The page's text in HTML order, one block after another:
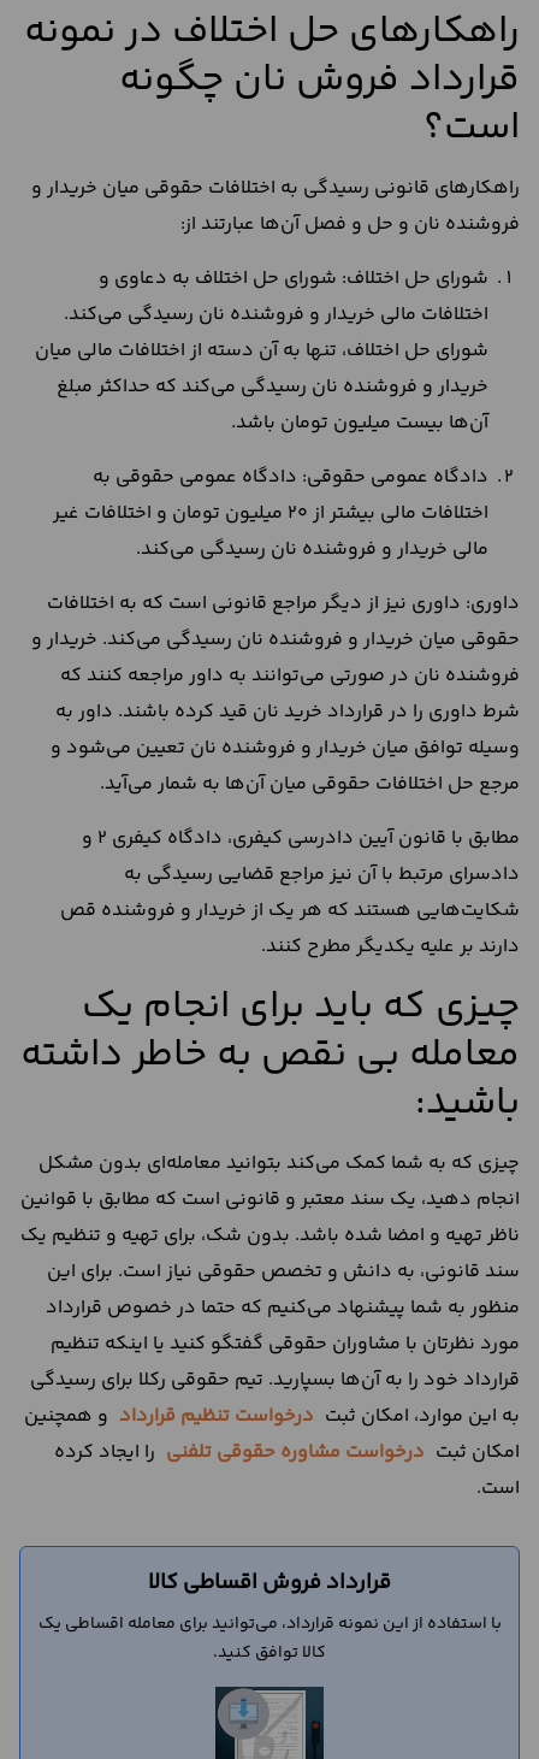
راهکارهای حل اختلاف در نمونه
قرارداد فروش نان چگونه
است؟
راهکارهای قانونی رسیدگی به اختلافات حقوقی میان خریدار و
فروشنده نان و حل و فصل آن‌ها عبارتند از:
شورای حل اختلاف: شورای حل اختلاف به دعاوی و
اختلافات مالی خریدار و فروشنده نان رسیدگی می‌کند.
شورای حل اختلاف، تنها به آن دسته از اختلافات مالی میان
خریدار و فروشنده نان رسیدگی می‌کند که حداکثر مبلغ
آن‌ها بیست میلیون تومان باشد.
دادگاه عمومی حقوقی: دادگاه عمومی حقوقی به
اختلافات مالی بیشتر از 20 میلیون تومان و اختلافات غیر
مالی خریدار و فروشنده نان رسیدگی می‌کند.
داوری: داوری نیز از دیگر مراجع قانونی است که به اختلافات
حقوقی میان خریدار و فروشنده نان رسیدگی می‌کند. خریدار و
فروشنده نان در صورتی می‌توانند به داور مراجعه کنند که
شرط داوری را در قرارداد خرید نان قید کرده باشند. داور به
وسیله توافق میان خریدار و فروشنده نان تعیین می‌شود و
مرجع حل اختلافات حقوقی میان آن‌ها به شمار می‌آید.
مطابق با قانون آیین دادرسی کیفری، دادگاه کیفری 2 و
دادسرای مرتبط با آن نیز مراجع قضایی رسیدگی به
شکایت‌هایی هستند که هر یک از خریدار و فروشنده قص
دارند بر علیه یکدیگر مطرح کنند.
چیزی که باید برای انجام یک
معامله بی نقص به خاطر داشته
باشید:
چیزی که به شما کمک می‌کند بتوانید معامله‌ای بدون مشکل
انجام دهید، یک سند معتبر و قانونی است که مطابق با قوانین
ناظر تهیه و امضا شده باشد. بدون شک، برای تهیه و تنظیم یک
سند قانونی، به دانش و تخصص حقوقی نیاز است. برای این
منظور به شما پیشنهاد می‌کنیم که حتما در خصوص قرارداد
مورد نظرتان با مشاوران حقوقی گفتگو کنید یا اینکه تنظیم
قرارداد خود را به آن‌ها بسپارید. تیم حقوقی رکلا برای رسیدگی
به این موارد، امکان ثبت درخواست تنظیم قرارداد و همچنین
امکان ثبت درخواست مشاوره حقوقی تلفنی را ایجاد کرده
است.
قرارداد فروش اقساطی کالا
با استفاده از این نمونه قرارداد، می‌توانید برای معامله اقساطی یک
کالا توافق کنید.